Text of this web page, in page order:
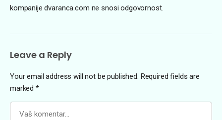
kompanije dvaranca.com ne snosi odgovornost.
Leave a Reply
Your email address will not be published. Required fields are
marked *